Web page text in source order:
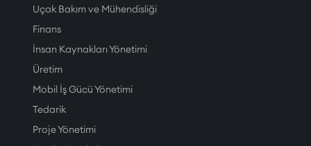
Uçak Bakım ve Mühendisliği
Finans
İnsan Kaynakları Yönetimi
Üretim
Mobil İş Gücü Yönetimi
Tedarik
Proje Yönetimi